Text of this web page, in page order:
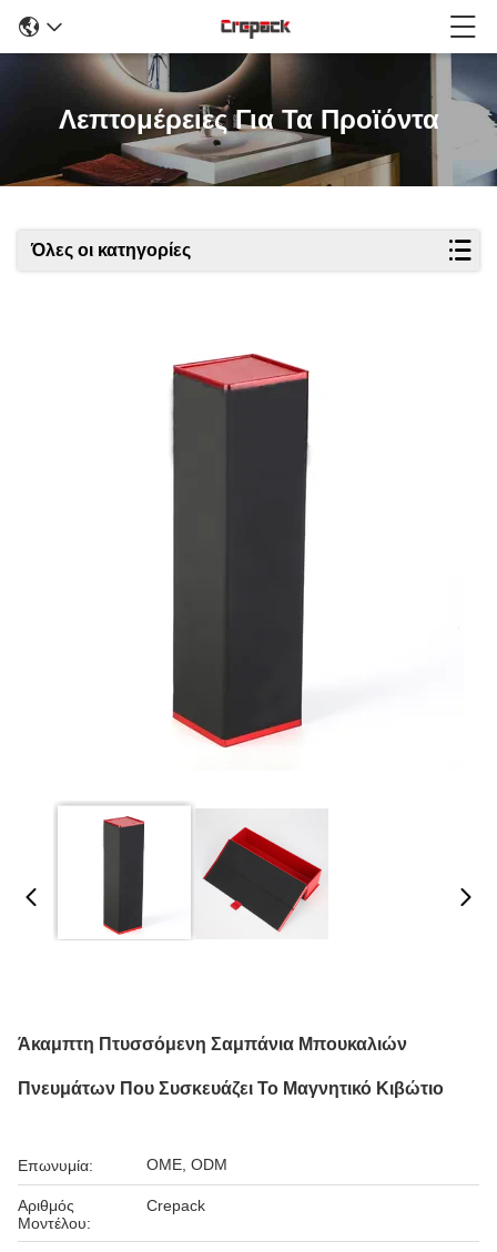
Λεπτομέρειες Για Τα Προϊόντα
Όλες οι κατηγορίες
Άκαμπτη Πτυσσόμενη Σαμπάνια Μπουκαλιών
Πνευμάτων Που Συσκευάζει Το Μαγνητικό Κιβώτιο
Επωνυμία: OME, ODM
Αριθμός
Μοντέλου:
Crepack